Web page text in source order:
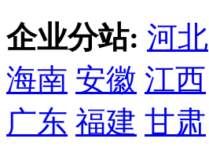
企业分站: 河北
海南 安徽 江西
广东 福建 甘肃